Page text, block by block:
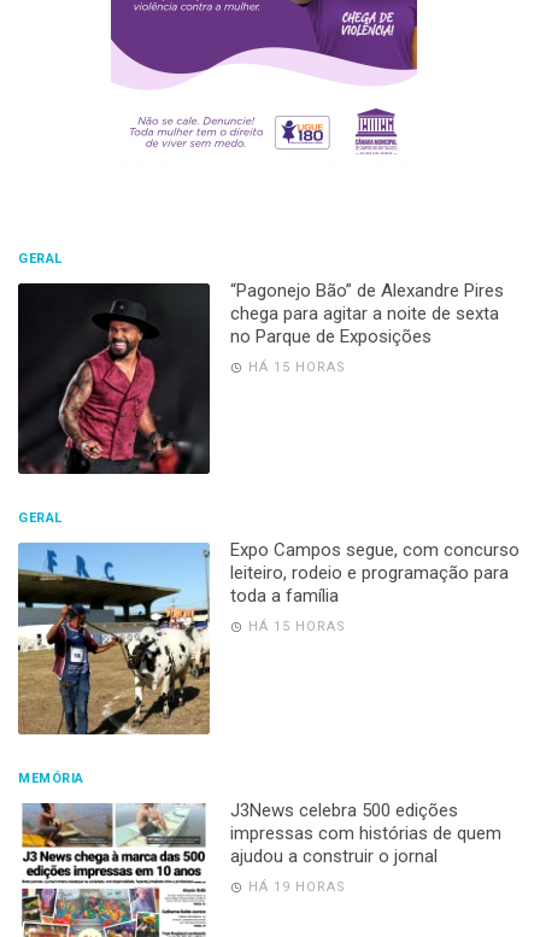
GERAL
“Pagonejo Bão” de Alexandre Pires
chega para agitar a noite de sexta
no Parque de Exposições
HÁ 15 HORAS
GERAL
Expo Campos segue, com concurso
leiteiro, rodeio e programação para
toda a família
HÁ 15 HORAS
MEMÓRIA
J3News celebra 500 edições
impressas com histórias de quem
ajudou a construir o jornal
HÁ 19 HORAS